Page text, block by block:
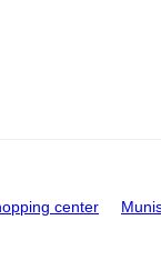
center